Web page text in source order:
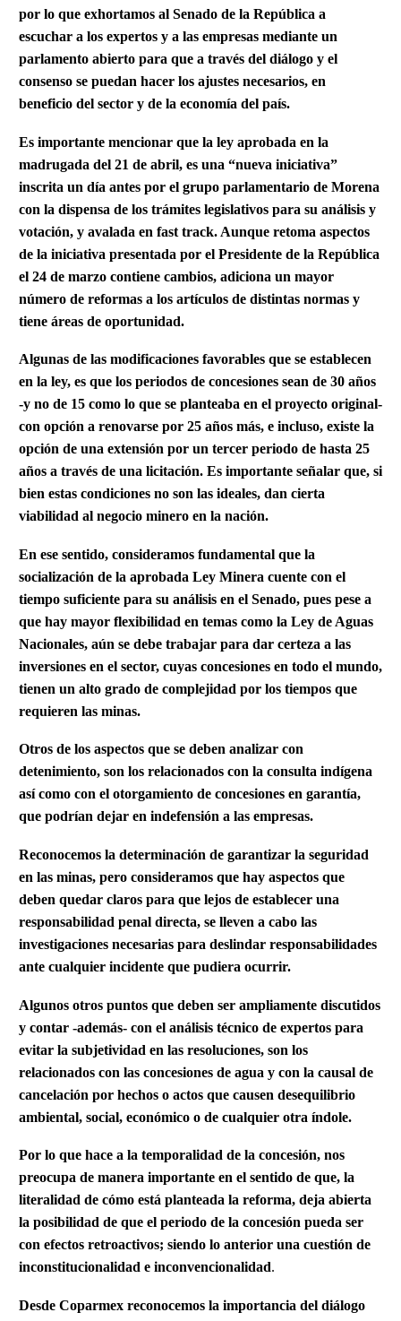
por lo que exhortamos al Senado de la República a
escuchar a los expertos y a las empresas mediante un
parlamento abierto para que a través del diálogo y el
consenso se puedan hacer los ajustes necesarios, en
beneficio del sector y de la economía del país.
Es importante mencionar que la ley aprobada en la
madrugada del 21 de abril, es una “nueva iniciativa”
inscrita un día antes por el grupo parlamentario de Morena
con la dispensa de los trámites legislativos para su análisis y
votación, y avalada en fast track. Aunque retoma aspectos
de la iniciativa presentada por el Presidente de la República
el 24 de marzo contiene cambios, adiciona un mayor
número de reformas a los artículos de distintas normas y
tiene áreas de oportunidad.
Algunas de las modificaciones favorables que se establecen
en la ley, es que los periodos de concesiones sean de 30 años
-y no de 15 como lo que se planteaba en el proyecto original-
con opción a renovarse por 25 años más, e incluso, existe la
opción de una extensión por un tercer periodo de hasta 25
años a través de una licitación. Es importante señalar que, si
bien estas condiciones no son las ideales, dan cierta
viabilidad al negocio minero en la nación.
En ese sentido, consideramos fundamental que la
socialización de la aprobada Ley Minera cuente con el
tiempo suficiente para su análisis en el Senado, pues pese a
que hay mayor flexibilidad en temas como la Ley de Aguas
Nacionales, aún se debe trabajar para dar certeza a las
inversiones en el sector, cuyas concesiones en todo el mundo,
tienen un alto grado de complejidad por los tiempos que
requieren las minas.
Otros de los aspectos que se deben analizar con
detenimiento, son los relacionados con la consulta indígena
así como con el otorgamiento de concesiones en garantía,
que podrían dejar en indefensión a las empresas.
Reconocemos la determinación de garantizar la seguridad
en las minas, pero consideramos que hay aspectos que
deben quedar claros para que lejos de establecer una
responsabilidad penal directa, se lleven a cabo las
investigaciones necesarias para deslindar responsabilidades
ante cualquier incidente que pudiera ocurrir.
Algunos otros puntos que deben ser ampliamente discutidos
y contar -además- con el análisis técnico de expertos para
evitar la subjetividad en las resoluciones, son los
relacionados con las concesiones de agua y con la causal de
cancelación por hechos o actos que causen desequilibrio
ambiental, social, económico o de cualquier otra índole.
Por lo que hace a la temporalidad de la concesión, nos
preocupa de manera importante en el sentido de que, la
literalidad de cómo está planteada la reforma, deja abierta
la posibilidad de que el periodo de la concesión pueda ser
con efectos retroactivos; siendo lo anterior una cuestión de
inconstitucionalidad e inconvencionalidad.
Desde Coparmex reconocemos la importancia del diálogo